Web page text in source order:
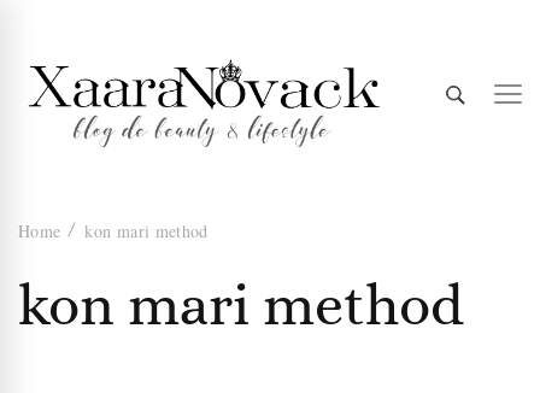
Xaara
Novack
Home kon mari method
kon mari method